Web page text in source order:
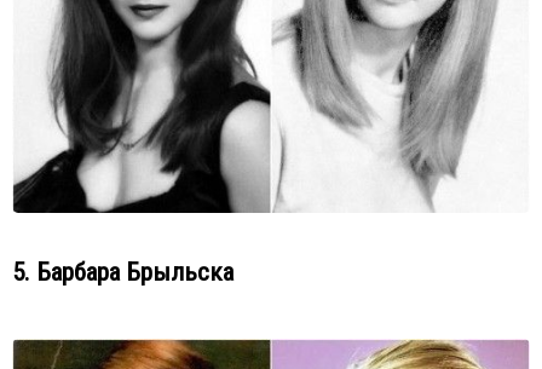
5. Барбара Брыльска